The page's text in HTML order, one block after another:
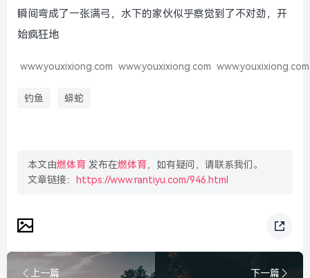
瞬间弯成了一张满弓，水下的家伙似乎察觉到了不对劲，开
始疯狂地
www.youxixiong.com www.youxixiong.com www.youxixiong.com
钓鱼 蟒蛇
本文由燃体育 发布在燃体育，如有疑问，请联系我们。
文章链接：
https://www.rantiyu.com/946.html
上一篇 下一篇